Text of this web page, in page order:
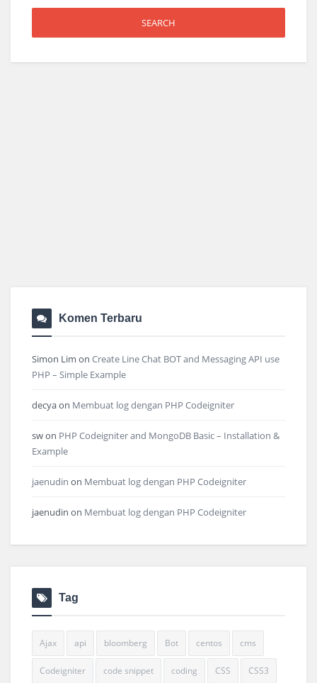
Komen Terbaru
Simon Lim on Create Line Chat BOT and Messaging API use
PHP – Simple Example
decyaon Membuat log dengan PHP Codeigniter
swon PHP Codeigniter and MongoDB Basic – Installation &
Example
jaenudin on Membuat log dengan PHP Codeigniter
jaenudin on Membuat log dengan PHP Codeigniter
Tag
Ajax api bloomberg Bot centos cms
Codeigniter code snippet coding CSS CSS3